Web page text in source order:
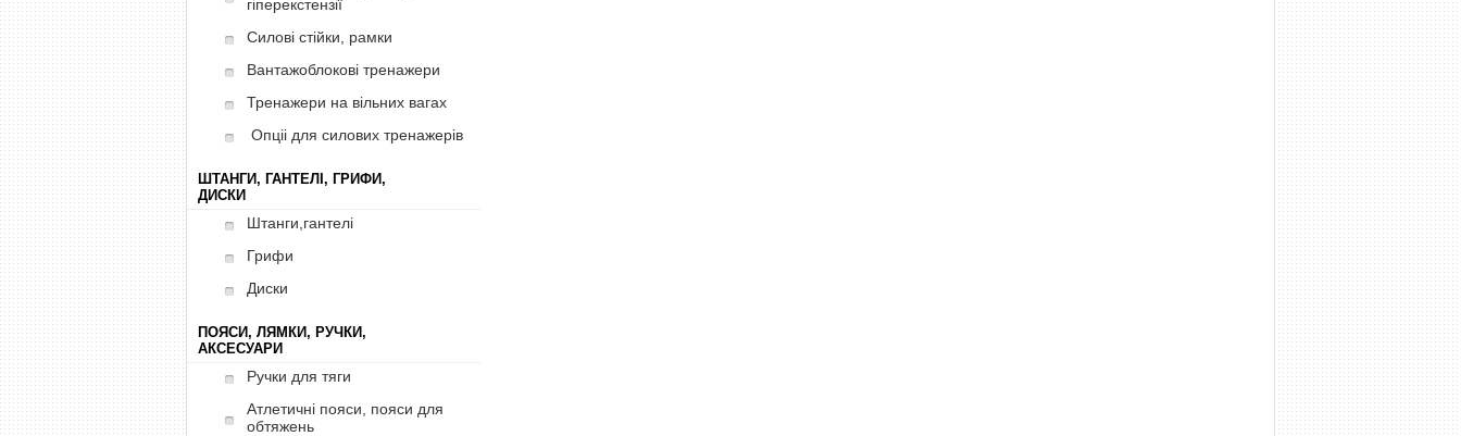
гіперекстензії
Силові стійки, рамки
Вантажоблокові тренажери
Тренажери на вільних вагах
Опціі для силових тренажерів
ШТАНГИ, ГАНТЕЛІ, ГРИФИ,
ДИСКИ
Штанги,гантелі
Грифи
Диски
ПОЯСИ, ЛЯМКИ, РУЧКИ,
АКСЕСУАРИ
Ручки для тяги
Атлетичні пояси, пояси для
обтяжень